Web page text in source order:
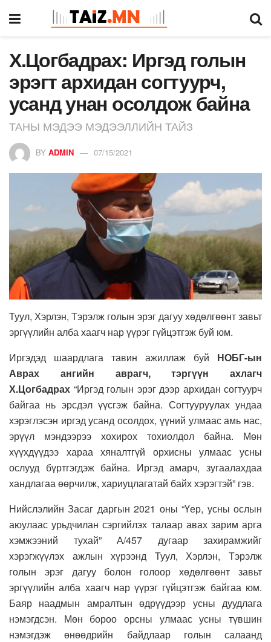
Х.Цогбадрах: Иргэд голын
эрэгт архидан согтуурч,
усанд унан осолдож байна
ТАНЫ МЭДЭЭ МЭДЭЭЛЛИЙН ТАЙЗ
BY ADMIN 07/15/2021
Туул, Хэрлэн, Тэрэлж голын эрэг дагуу хөдөлгөөнт завьт
эргүүлийн алба хаагч нар үүрэг гүйцэтгэж буй юм.
Иргэдэд шаардлага тавин ажиллаж буй НОБГ-ын
Аврах ангийн аврагч, тэргүүн ахлагч
Х.Цогбадрах “Иргэд голын эрэг дээр архидан согтуурч
байгаа нь эрсдэл үүсгэж байна. Согтууруулах ундаа
хэрэглэсэн иргэд усанд осолдох, үүний улмаас амь нас,
эрүүл мэндээрээ хохирох тохиолдол байна. Мөн
хүүхдүүдээ хараа хяналтгүй орхисны улмаас усны
ослууд бүртгэгдэж байна. Иргэд амарч, зугаалахдаа
хандлагаа өөрчилж, хариуцлагатай байх хэрэгтэй” гэв.
Нийслэлийн Засаг даргын 2021 оны “Үер, усны ослын
аюулаас урьдчилан сэргийлэх талаар авах зарим арга
хэмжээний тухай” А/457 дугаар захирамжийг
хэрэгжүүлэх ажлын хүрээнд Туул, Хэрлэн, Тэрэлж
голын эрэг дагуу болон голоор хөдөлгөөнт завьт
эргүүлийн алба хаагч нар үүрэг гүйцэтгэж байгаа юм.
Баяр наадмын амралтын өдрүүдээр усны дуудлага
нэмэгдсэн. Мөн бороо орсны улмаас усны түвшин
нэмэгдэж өнөөдрийн байдлаар голын салаанд